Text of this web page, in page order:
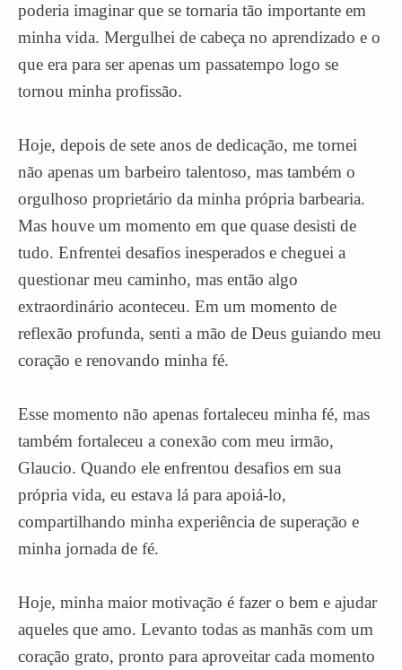
poderia imaginar que se tornaria tão importante em
minha vida. Mergulhei de cabeça no aprendizado e o
que era para ser apenas um passatempo logo se
tornou minha profissão.
Hoje, depois de sete anos de dedicação, me tornei
não apenas um barbeiro talentoso, mas também o
orgulhoso proprietário da minha própria barbearia.
Mas houve um momento em que quase desisti de
tudo. Enfrentei desafios inesperados e cheguei a
questionar meu caminho, mas então algo
extraordinário aconteceu. Em um momento de
reflexão profunda, senti a mão de Deus guiando meu
coração e renovando minha fé.
Esse momento não apenas fortaleceu minha fé, mas
também fortaleceu a conexão com meu irmão,
Glaucio. Quando ele enfrentou desafios em sua
própria vida, eu estava lá para apoiá-lo,
compartilhando minha experiência de superação e
minha jornada de fé.
Hoje, minha maior motivação é fazer o bem e ajudar
aqueles que amo. Levanto todas as manhãs com um
coração grato, pronto para aproveitar cada momento